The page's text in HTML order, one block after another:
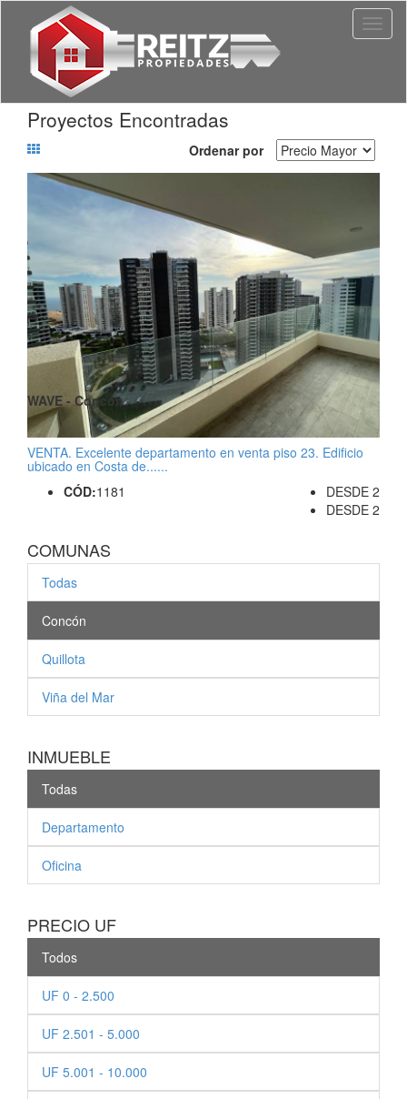
Proyectos Encontradas
Ordenar por
DESDE UF 4.980 DESDE55,57
WAVE - Concón
VENTA. Excelente departamento en venta piso 23. Edificio
ubicado en Costa de......
CÓD:1181
DESDE 2
DESDE 2
COMUNAS
Todas
Concón
Quillota
Viña del Mar
INMUEBLE
Todas
Departamento
Oficina
PRECIO UF
Todos
UF 0 - 2.500
UF 2.501 - 5.000
UF 5.001 - 10.000